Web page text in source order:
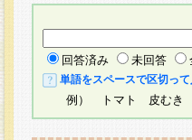
回答済み 未回答
単語をスペースで区切っ
例） トマト 皮むき